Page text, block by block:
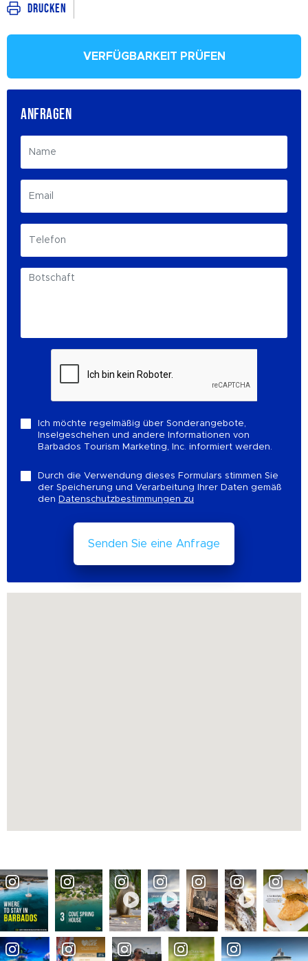
Drucken
VERFÜGBARKEIT PRÜFEN
ANFRAGEN
Ich möchte regelmäßig über Sonderangebote,
Inselgeschehen und andere Informationen von
Barbados Tourism Marketing, Inc. informiert werden.
Durch die Verwendung dieses Formulars stimmen Sie
der Speicherung und Verarbeitung Ihrer Daten gemäß
den Datenschutzbestimmungen zu